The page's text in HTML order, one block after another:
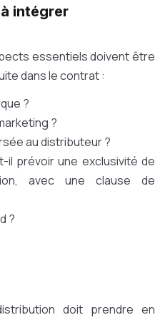
intégrer
essentiels doivent être
dans le contrat :
?
?
au distributeur ?
il prévoir une exclusivité de
avec une clause de
?
doit prendre en